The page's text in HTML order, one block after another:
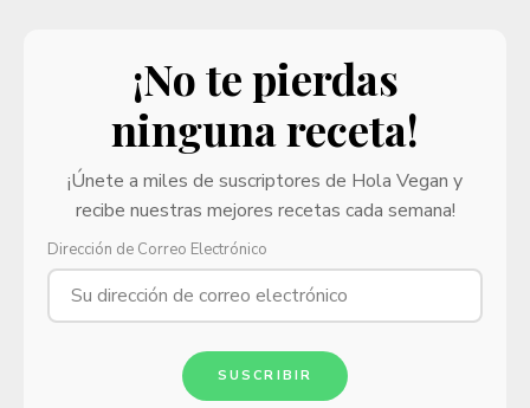
¡No te pierdas
ninguna receta!
¡Únete a miles de suscriptores de Hola Vegan y
recibe nuestras mejores recetas cada semana!
Dirección de Correo Electrónico
SUSCRIBIR